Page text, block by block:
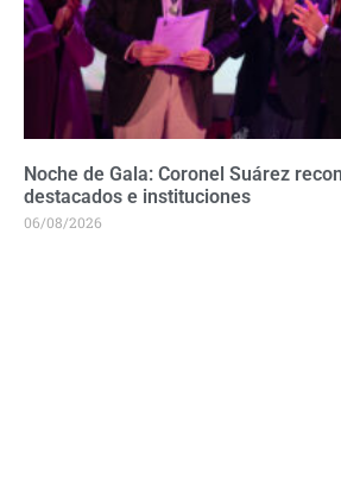
Noche de Gala: Coronel Suárez
destacados e instituciones
06/08/2026